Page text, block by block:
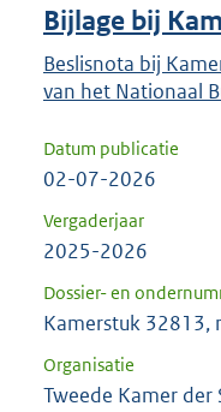
Bijlage bij
Beslisnota bij
van het Nationaal
Datum publicatie
02-07-2026
Vergaderjaar
2025-2026
Dossier- en
Kamerstuk 32813,
Organisatie
Tweede Kamer der